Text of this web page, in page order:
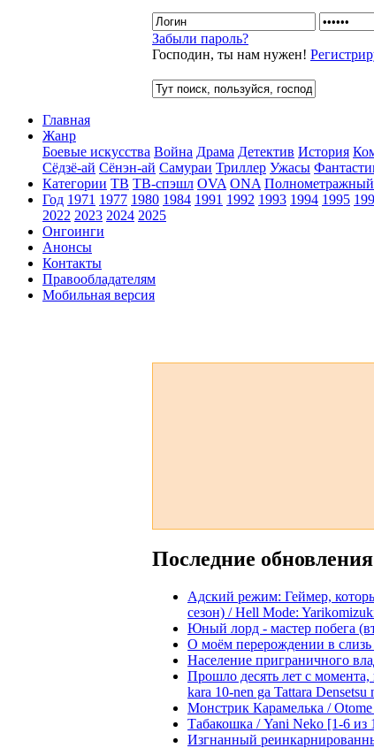
Забыли пароль?
Господин, ты нам нужен!
Главная
Жанр
Боевые искусства Война Драма Детектив История
Сёдзё-ай Сёнэн-ай Самураи Триллер Ужасы
Категории ТВ ТВ-спэшл OVA ONA
Год 1971 1977 1980 1984 1991 1992 1993 1994 1995
2022 2023 2024 2025
Онгоинги
Анонсы
Контакты
Правообладателям
Мобильная версия
Последние обновления
Адский режим: Геймер,
сезон) / Hell Mode:
Юный лорд - мастер побега
О моём перерождении в слизь
Население приграничного
Прошло десять лет с момента,
kara 10-nen ga Tattara
Монстрик Карамелька /
Табакошка / Yani Neko [1-6 из
Изгнанный